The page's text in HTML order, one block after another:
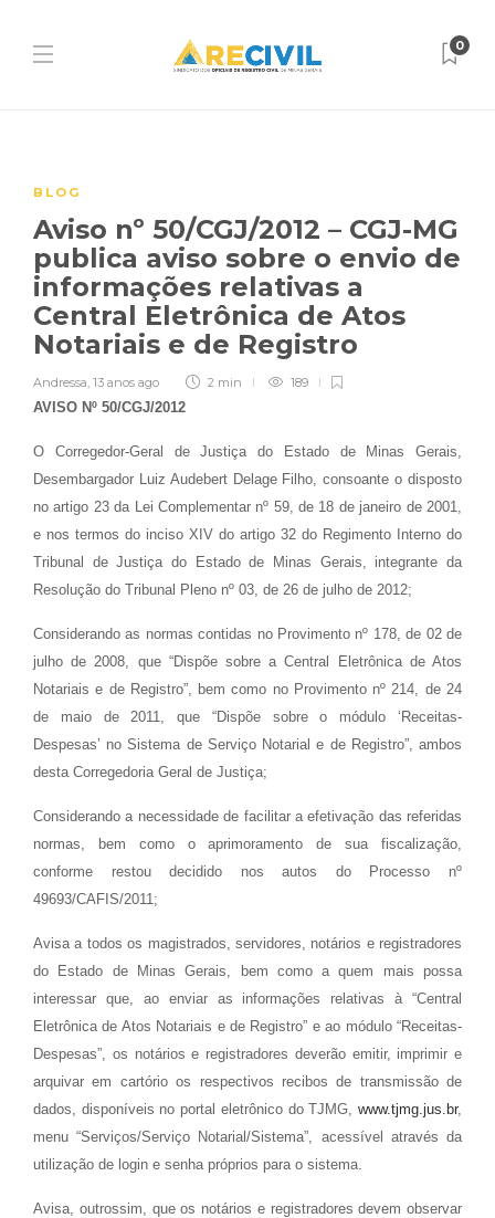
0
BLOG
Aviso nº 50/CGJ/2012 – CGJ-MG
publica aviso sobre o envio de
informações relativas a
Central Eletrônica de Atos
Notariais e de Registro
Andressa, 13 anos ago 2 min 189
AVISO Nº 50/CGJ/2012
O Corregedor-Geral de Justiça do Estado de Minas Gerais,
Desembargador Luiz Audebert Delage Filho, consoante o disposto
no artigo 23 da Lei Complementar nº 59, de 18 de janeiro de 2001,
e nos termos do inciso XIV do artigo 32 do Regimento Interno do
Tribunal de Justiça do Estado de Minas Gerais, integrante da
Resolução do Tribunal Pleno nº 03, de 26 de julho de 2012;
Considerando as normas contidas no Provimento nº 178, de 02 de
julho de 2008, que “Dispõe sobre a Central Eletrônica de Atos
Notariais e de Registro”, bem como no Provimento nº 214, de 24
de maio de 2011, que “Dispõe sobre o módulo ‘Receitas-
Despesas’ no Sistema de Serviço Notarial e de Registro”, ambos
desta Corregedoria Geral de Justiça;
Considerando a necessidade de facilitar a efetivação das referidas
normas, bem como o aprimoramento de sua fiscalização,
conforme restou decidido nos autos do Processo nº
49693/CAFIS/2011;
Avisa a todos os magistrados, servidores, notários e registradores
do Estado de Minas Gerais, bem como a quem mais possa
interessar que, ao enviar as informações relativas à “Central
Eletrônica de Atos Notariais e de Registro” e ao módulo “Receitas-
Despesas”, os notários e registradores deverão emitir, imprimir e
arquivar em cartório os respectivos recibos de transmissão de
dados, disponíveis no portal eletrônico do TJMG, www.tjmg.jus.br,
menu “Serviços/Serviço Notarial/Sistema”, acessível através da
utilização de login e senha próprios para o sistema.
Avisa, outrossim, que os notários e registradores devem observar